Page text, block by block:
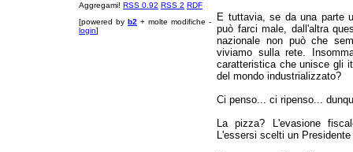
Aggregami! RSS 0.92 RSS 2 RDF
[powered by b2 + molte modifiche -
login]
E tuttavia, se da una parte
può farci male, dall'altra
nazionale non può che
viviamo sulla rete.
caratteristica che unisce gli
del mondo industrializzato?
Ci penso... ci ripenso...
La pizza? L'evasione
L'essersi scelti un